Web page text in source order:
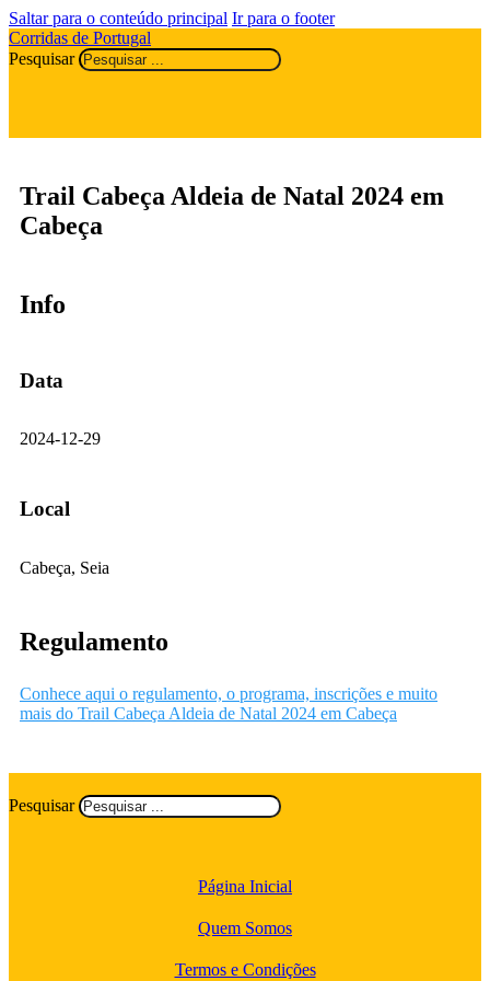
Saltar para o conteúdo principal Ir para o footer
Corridas de Portugal
Pesquisar
Trail Cabeça Aldeia de Natal 2024 em
Cabeça
Info
Data
2024-12-29
Local
Cabeça, Seia
Regulamento
Conhece aqui o regulamento, o programa, inscrições e muito
mais do Trail Cabeça Aldeia de Natal 2024 em Cabeça
Pesquisar
Página Inicial
Quem Somos
Termos e Condições